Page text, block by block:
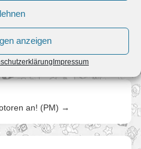
anzeigen
Impressum
2011
der große Tag gekommen und
Land ist auch in Europa offiziell
an! (PM) →